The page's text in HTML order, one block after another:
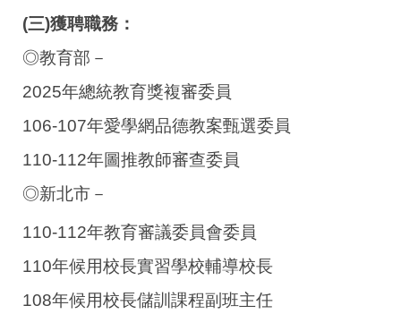
(三)獲聘職務：
◎教育部－
2025年總統教育獎複審委員
106-107年愛學網品德教案甄選委員
110-112年圖推教師審查委員
◎新北市－
110-112年教育審議委員會委員
110年候用校長實習學校輔導校長
108年候用校長儲訓課程副班主任